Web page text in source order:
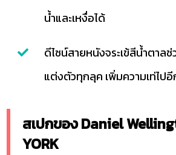
น้ำและเหงื่อได้
ดีไซน์สายหนังจระเข้สีน้ำตาล
แต่งตัวทุกลุค เพิ่มความเท่ไปอี
สเปกของ Daniel
YORK